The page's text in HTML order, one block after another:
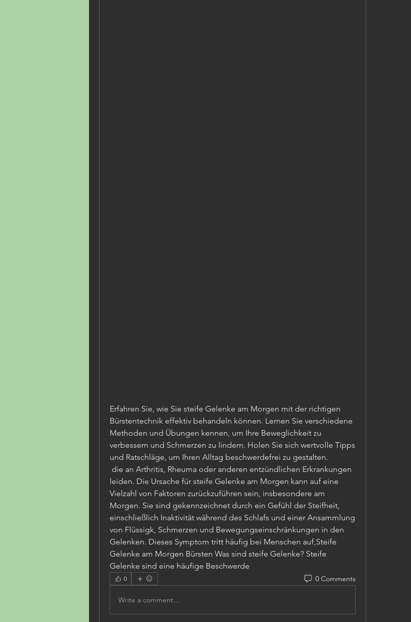
Erfahren Sie, wie Sie steife Gelenke am Morgen mit der richtigen
Bürstentechnik effektiv behandeln können. Lernen Sie verschiedene
Methoden und Übungen kennen, um Ihre Beweglichkeit zu
verbessern und Schmerzen zu lindern. Holen Sie sich wertvolle Tipps
und Ratschläge, um Ihren Alltag beschwerdefrei zu gestalten.
leiden. Die Ursache für steife Gelenke am Morgen kann auf eine
Vielzahl von Faktoren zurückzuführen sein, insbesondere am
Morgen. Sie sind gekennzeichnet durch ein Gefühl der Steifheit,
einschließlich Inaktivität während des Schlafs und einer Ansammlung
von Flüssigk, Schmerzen und Bewegungseinschränkungen in den
Gelenken. Dieses Symptom tritt häufig bei Menschen auf,Steife
Gelenke am Morgen Bürsten Was sind steife Gelenke? Steife
Gelenke sind eine häufige Beschwerde
0 0 Comments
Write a comment...